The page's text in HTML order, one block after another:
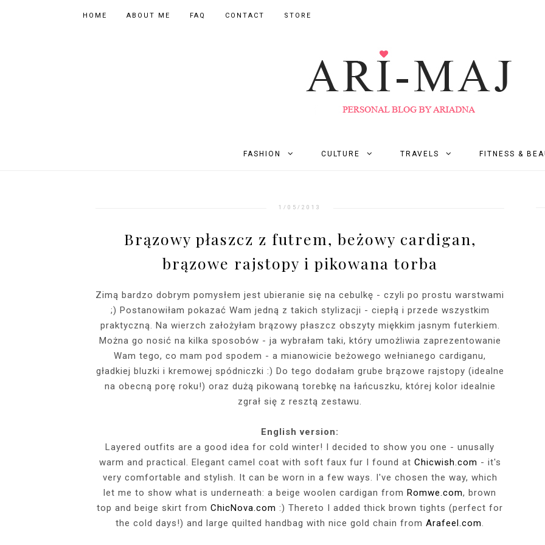
HOME ABOUT ME FAQ CONTACT STORE
FASHION
SHOPPING
EVENTS
INSIDE HER FRAME - MY NEW
SENSUAL PHOTOBOOK
MY 34TH BIRTHDAY! FEELING
MORE ME THAN EVER :)
2025 - THE
PHOTOS ON
CULTURE
EVENTS
SZARY TOP, KRÓTKA SKÓRZANA
SPÓDNICZKA, CZARNE
KTÓRYMI PRAGNĘ SIĘ Z WAMI
PODZIELIĆ
RÓŻOWY SWETER Z DEKOLTEM,
SZARA SPÓDNICZKA I CZARNE
PRAGNĘ SIĘ Z WAMI PODZIELIĆ
FALBANAMI,
I SZPILKI +
PRAGNĘ SIĘ Z
TRAVELS
ASIA
GDZIE POWSTAJĄ MOJE
BUDUAROWE SESJE + 100 ZŁ DO
AIRBNB
NIEZNANE OBLICZE LUWRU:
DLACZEGO MONA LISA STAŁA
WENUS Z MILO?
WIZYTA W
FITNESS &
BEAUTY
BIAŁY SPORTOWY STANIK,
CZARNE LEGGINSY I
WIZYTA W POZNAŃSKIEJ
PRACOWNI FRYZJERSKIEJ CUT
JAKIEGO
CZYM
WŁOSY?
1/05/2013
Brązowy płaszcz z futrem, beżowy cardigan,
brązowe rajstopy i pikowana torba
Zimą bardzo dobrym pomysłem jest ubieranie się na cebulkę - czyli po prostu warstwami
;) Postanowiłam pokazać Wam jedną z takich stylizacji - ciepłą i przede wszystkim
praktyczną. Na wierzch założyłam brązowy płaszcz obszyty miękkim jasnym futerkiem.
Można go nosić na kilka sposobów - ja wybrałam taki, który umożliwia zaprezentowanie
Wam tego, co mam pod spodem - a mianowicie beżowego wełnianego cardiganu,
gładkiej bluzki i kremowej spódniczki :) Do tego dodałam grube brązowe rajstopy (idealne
na obecną porę roku!) oraz dużą pikowaną torebkę na łańcuszku, której kolor idealnie
zgrał się z resztą zestawu.
English version:
Layered outfits are a good idea for cold winter! I decided to show you one - unusally
warm and practical. Elegant camel coat with soft faux fur I found at Chicwish.com - it's
very comfortable and stylish. It can be worn in a few ways. I've chosen the way, which
let me to show what is underneath: a beige woolen cardigan from Romwe.com, brown
top and beige skirt from ChicNova.com :) Thereto I added thick brown tights (perfect for
the cold days!) and large quilted handbag with nice gold chain from Arafeel.com.